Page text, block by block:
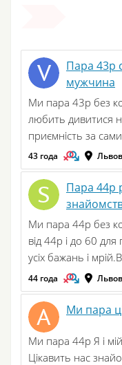
Пара 43р
мужчина
Ми пара 43р без
любить дивитися
приємність за
43 года Львов
Пара 44р
Ми пара 44р без
від 44р і до 60 для
усіх бажань і
44 года Львов
Ми пара
Ми пара 44р Я і
Цікавить нас